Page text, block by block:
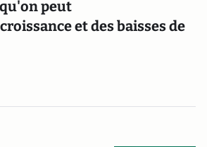
peut
et des baisses de